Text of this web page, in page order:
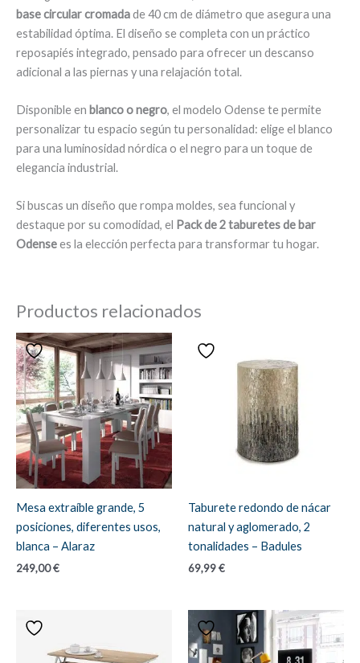
base circular cromadade 40 cm de diámetro que asegura una
estabilidad óptima. El diseño se completa con un práctico
reposapiés integrado, pensado para ofrecer un descanso
adicional a las piernas y una relajación total.
Disponible en blanco o negro, el modelo Odense te permite
personalizar tu espacio según tu personalidad: elige el blanco
para una luminosidad nórdica o el negro para un toque de
elegancia industrial.
Si buscas un diseño que rompa moldes, sea funcional y
destaque por su comodidad, el Pack de 2 taburetes de bar
Odensees la elección perfecta para transformar tu hogar.
Productos relacionados
Mesa extraíble grande, 5
posiciones, diferentes usos,
blanca – Alaraz
249,00€
Taburete redondo de nácar
natural y aglomerado, 2
tonalidades – Badules
69,99€